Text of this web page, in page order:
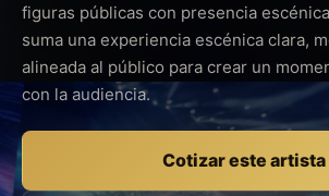
figuras públicas con presencia
suma una experiencia escénica clara,
alineada al público para crear un
con la audiencia.
Cotizar este artista